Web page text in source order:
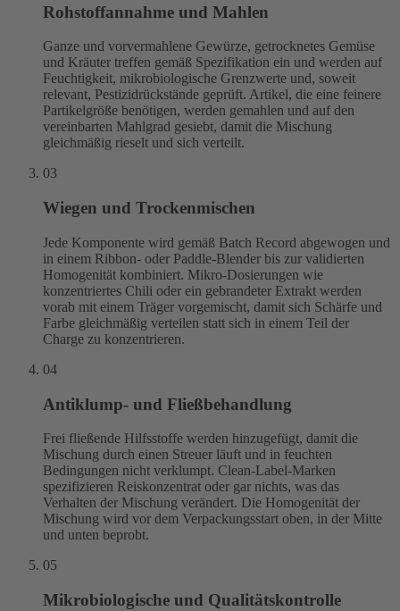
Rohstoffannahme und Mahlen
Ganze und vorvermahlene Gewürze, getrocknetes Gemüse
und Kräuter treffen gemäß Spezifikation ein und werden auf
Feuchtigkeit, mikrobiologische Grenzwerte und, soweit
relevant, Pestizidrückstände geprüft. Artikel, die eine feinere
Partikelgröße benötigen, werden gemahlen und auf den
vereinbarten Mahlgrad gesiebt, damit die Mischung
gleichmäßig rieselt und sich verteilt.
03
Wiegen und Trockenmischen
Jede Komponente wird gemäß Batch Record abgewogen und
in einem Ribbon- oder Paddle-Blender bis zur validierten
Homogenität kombiniert. Mikro-Dosierungen wie
konzentriertes Chili oder ein gebrandeter Extrakt werden
vorab mit einem Träger vorgemischt, damit sich Schärfe und
Farbe gleichmäßig verteilen statt sich in einem Teil der
Charge zu konzentrieren.
04
Antiklump- und Fließbehandlung
Frei fließende Hilfsstoffe werden hinzugefügt, damit die
Mischung durch einen Streuer läuft und in feuchten
Bedingungen nicht verklumpt. Clean-Label-Marken
spezifizieren Reiskonzentrat oder gar nichts, was das
Verhalten der Mischung verändert. Die Homogenität der
Mischung wird vor dem Verpackungsstart oben, in der Mitte
und unten beprobt.
05
Mikrobiologische und Qualitätskontrolle